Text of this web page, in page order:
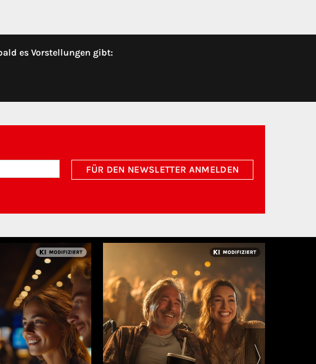
es Vorstellungen gibt:
FÜR DEN NEWSLETTER ANMELDEN